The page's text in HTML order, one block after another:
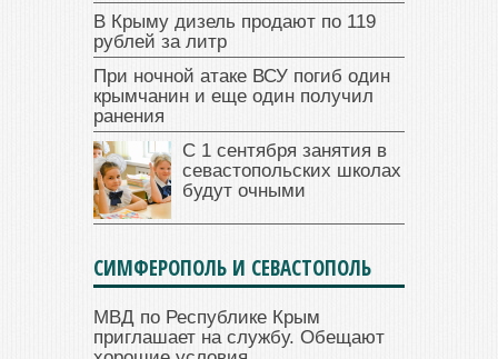
В Крыму дизель продают по 119
рублей за литр
При ночной атаке ВСУ погиб один
крымчанин и еще один получил
ранения
С 1 сентября занятия в
севастопольских школах
будут очными
СИМФЕРОПОЛЬ И СЕВАСТОПОЛЬ
МВД по Республике Крым
приглашает на службу. Обещают